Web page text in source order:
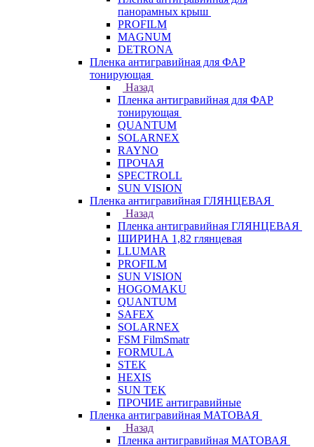
панорамных крыш
PROFILM
MAGNUM
DETRONA
Пленка антигравийная для ФАР
тонирующая
Назад
Пленка антигравийная для ФАР
тонирующая
QUANTUM
SOLARNEX
RAYNO
ПРОЧАЯ
SPECTROLL
SUN VISION
Пленка антигравийная ГЛЯНЦЕВАЯ
Назад
Пленка антигравийная ГЛЯНЦЕВАЯ
ШИРИНА 1,82 глянцевая
LLUMAR
PROFILM
SUN VISION
HOGOMAKU
QUANTUM
SAFEX
SOLARNEX
FSM FilmSmatr
FORMULA
STEK
HEXIS
SUN TEK
ПРОЧИЕ антигравийные
Пленка антигравийная МАТОВАЯ
Назад
Пленка антигравийная МАТОВАЯ